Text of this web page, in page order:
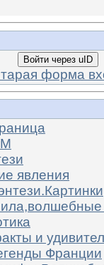
Войти через uID
форма
явления
и
Франции